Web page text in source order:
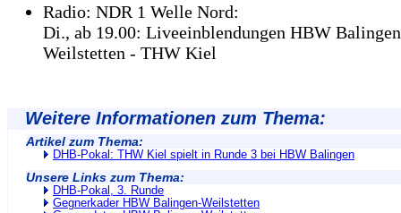
Radio: NDR 1 Welle Nord:
Di., ab 19.00: Liveeinblendungen HBW
Weilstetten - THW Kiel
Weitere Informationen zum Thema:
Artikel zum Thema:
DHB-Pokal: THW Kiel spielt in Runde 3 bei HBW Balingen
Unsere Links zum Thema:
DHB-Pokal, 3. Runde
Gegnerkader HBW Balingen-Weilstetten